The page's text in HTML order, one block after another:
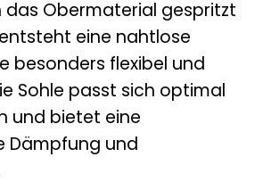
das Obermaterial gespritzt
eine nahtlose
besonders flexibel und
Sohle passt sich optimal
und bietet eine
Dämpfung und